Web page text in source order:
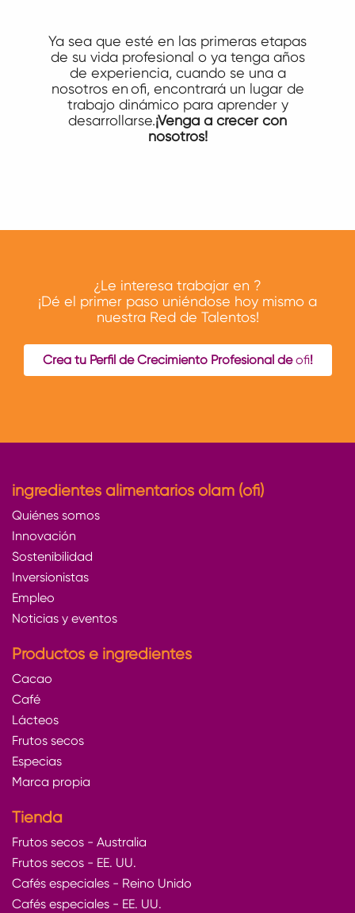
Ya sea que esté en las primeras etapas
de su vida profesional o ya tenga años
de experiencia, cuando se una a
nosotros en ofi, encontrará un lugar de
trabajo dinámico para aprender y
desarrollarse.¡Venga a crecer con
nosotros!
¿Le interesa trabajar en ?
¡Dé el primer paso uniéndose hoy mismo a
nuestra Red de Talentos!
Crea tu Perfil de Crecimiento Profesional deofi!
ingredientes alimentarios olam (ofi)
Quiénes somos
Innovación
Sostenibilidad
Inversionistas
Empleo
Noticias y eventos
Productos e ingredientes
Cacao
Café
Lácteos
Frutos secos
Especias
Marca propia
Tienda
Frutos secos - Australia
Frutos secos - EE. UU.
Cafés especiales - Reino Unido
Cafés especiales - EE. UU.